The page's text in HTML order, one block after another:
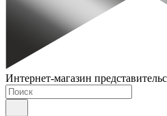
Интернет-магазин